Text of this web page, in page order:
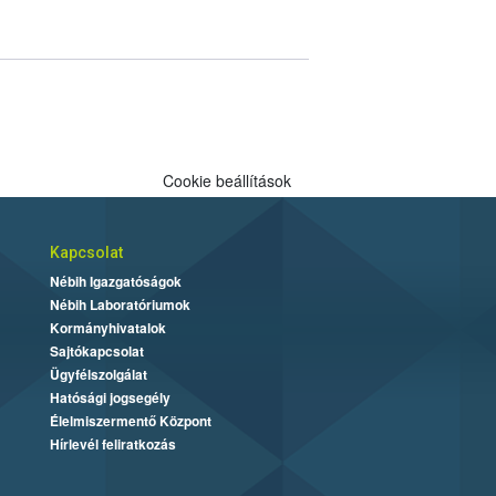
Cookie beállítások
Kapcsolat
Nébih Igazgatóságok
Nébih Laboratóriumok
Kormányhivatalok
Sajtókapcsolat
Ügyfélszolgálat
Hatósági jogsegély
Élelmiszermentő Központ
Hírlevél feliratkozás